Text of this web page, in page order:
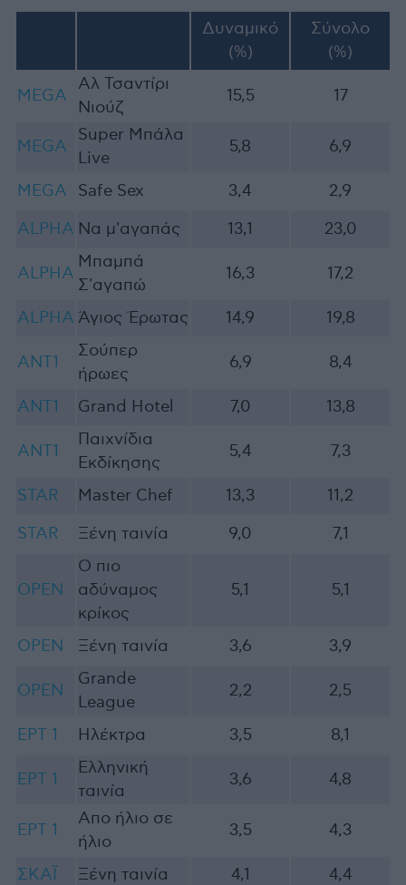
Δυναμικό
(%)
Σύνολο
(%)
MEGA
Αλ Τσαντίρι
Νιούζ
15,5 17
MEGA
Super Μπάλα
Live
5,8 6,9
MEGA Safe Sex 3,4
2,9
ALPHA Να μ'αγαπάς 13,1 23,0
ALPHA
Μπαμπά
Σ'αγαπώ
16,3 17,2
ALPHA Άγιος Έρωτας 14,9 19,8
ΑΝΤ1
Σούπερ
ήρωες
6,9 8,4
ANT1 Grand Hotel 7,0 13,8
ANT1
Παιχνίδια
Εκδίκησης
5,4 7,3
STAR Master Chef 13,3
11,2
STAR
Ξένη ταινία 9,0 7,1
OPEN
Ο πιο
αδύναμος
κρίκος
5,1 5,1
OPEN Ξένη ταινία 3,6 3,9
OPEN
Grande
League
2,2 2,5
ΕΡΤ 1 Ηλέκτρα 3,5 8,1
ΕΡΤ 1
Ελληνική
ταινία
3,6 4,8
ΕΡΤ 1
Απο ήλιο σε
ήλιο
3,5 4,3
ΣΚΑΪ Ξένη ταινία 4,1
4,4